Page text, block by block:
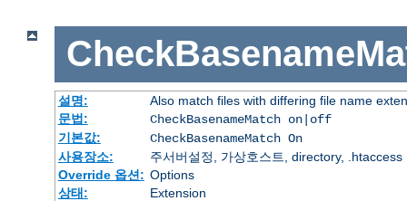
설명:
Also match files with differing file name
문법:
CheckBasenameMatch on|off
기본값:
CheckBasenameMatch On
사용장소:
주서버설정, 가상호스트, directory, .htaccess
Override 옵션: Options
상태:
Extension